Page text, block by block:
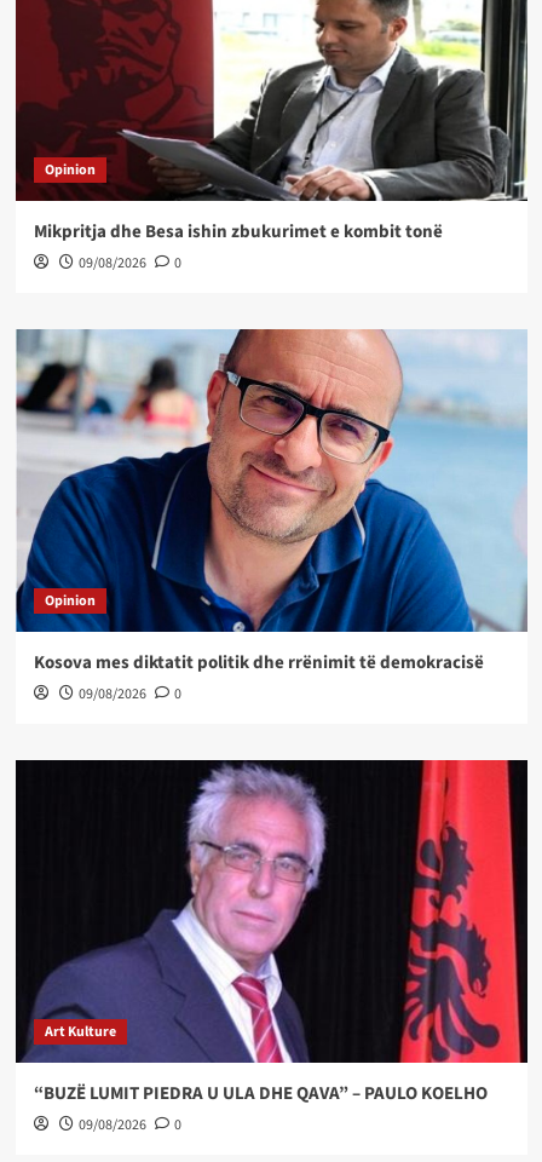
Opinion
Mikpritja dhe Besa ishin zbukurimet e kombit tonë
09/08/2026 0
Opinion
Kosova mes diktatit politik dhe rrënimit të demokracisë
09/08/2026 0
Art Kulture
“BUZË LUMIT PIEDRA U ULA DHE QAVA” – PAULO KOELHO
09/08/2026 0